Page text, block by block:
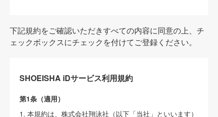
下記規約をご確認いただきすべての内容に同意の上、チ
ェックボックスにチェックを付けてご登録ください。
SHOEISHA iDサービス利用規約
第1条（適用）
1. 本規約は、株式会社翔泳社（以下「当社」といいます）